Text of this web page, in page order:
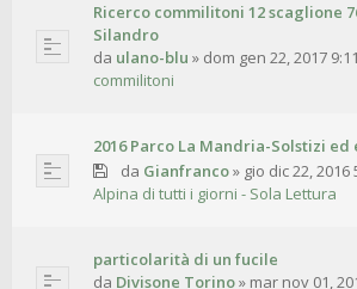
Ricerco commilitoni 12 scaglione
Silandro
da ulano-blu » dom gen 22, 2017
commilitoni
2016 Parco La Mandria-Solstizi ed
da Gianfranco» gio dic 22, 2016
Alpina di tutti i giorni - Sola Lettura
particolarità di un fucile
da Divisone Torino» mar nov 01,